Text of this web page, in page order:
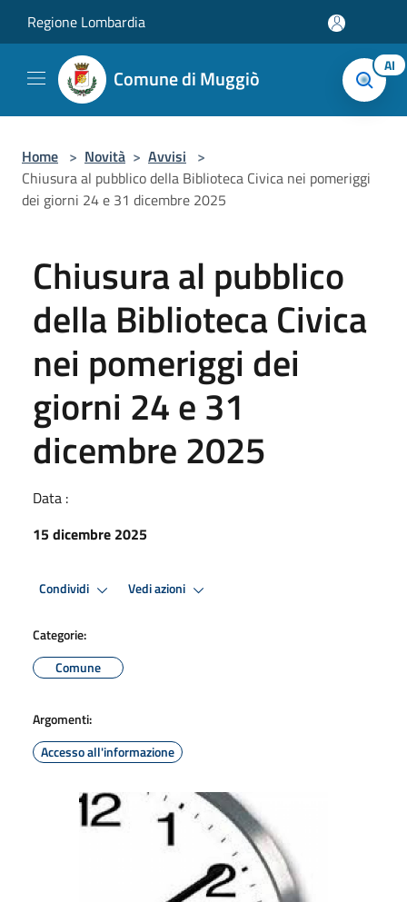
Regione Lombardia
Comune di Muggiò AI
Home > Novità > Avvisi >
Chiusura al pubblico della Biblioteca Civica nei pomeriggi
dei giorni 24 e 31 dicembre 2025
Chiusura al pubblico
della Biblioteca Civica
nei pomeriggi dei
giorni 24 e 31
dicembre 2025
Data :
15 dicembre 2025
Condividi Vedi azioni
Categorie:
Comune
Argomenti:
Accesso all'informazione